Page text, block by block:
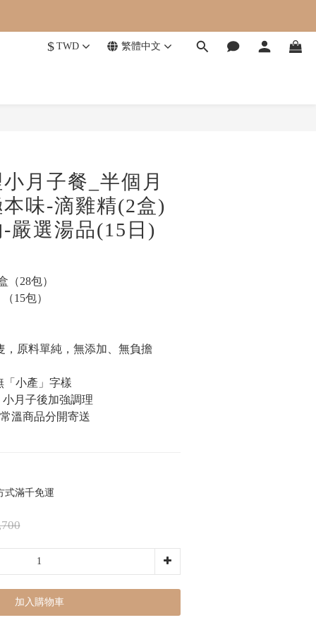
$ TWD 繁體中文
月子餐_半個月
味-滴雞精(2盒)
嚴選湯品(15日)
（28包）
15包）
，原料單純，無添加、無負擔
小產」字樣
月子後加強調理
溫商品分開寄送
式滿千免運
加入購物車